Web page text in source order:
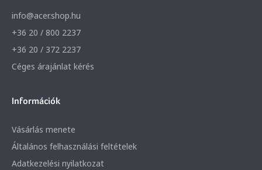
info@acer.shop.hu
+36 20 / 800 2237
+36 20 / 372 2237
Céges árajánlat kérés
Információk
Vásárlás menete
Általános felhasználási feltételek
Adatkezelési nyilatkozat